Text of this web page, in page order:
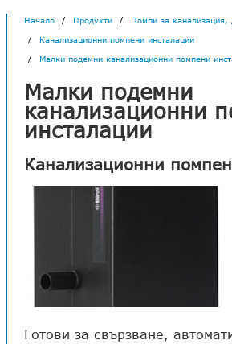
Начало Продукти
Помпи за канализация,
Канализационни помпени инсталации
Малки подемни канализационни помпени
Малки подемни
канализационни
инсталации
Канализационни
Готови за свързване,